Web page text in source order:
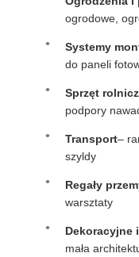
ogrodowe,
Systemy
do paneli
Sprzęt
podpory
Transport–
szyldy
Regały
warsztaty
Dekoracyjne
mała